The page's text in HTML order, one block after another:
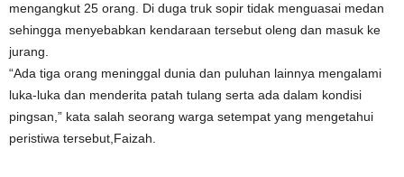
mengangkut 25 orang. Di duga truk sopir tidak menguasai medan
sehingga menyebabkan kendaraan tersebut oleng dan masuk ke
jurang.
“Ada tiga orang meninggal dunia dan puluhan lainnya mengalami
luka-luka dan menderita patah tulang serta ada dalam kondisi
pingsan,” kata salah seorang warga setempat yang mengetahui
peristiwa tersebut,Faizah.